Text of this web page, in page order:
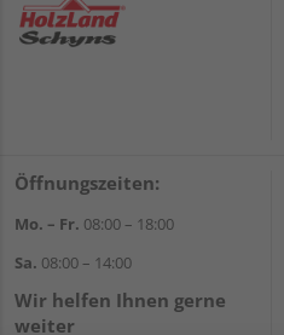
Öffnungszeiten:
Mo. – Fr. 08:00 – 18:00
Sa. 08:00 – 14:00
Wir helfen Ihnen gerne
weiter